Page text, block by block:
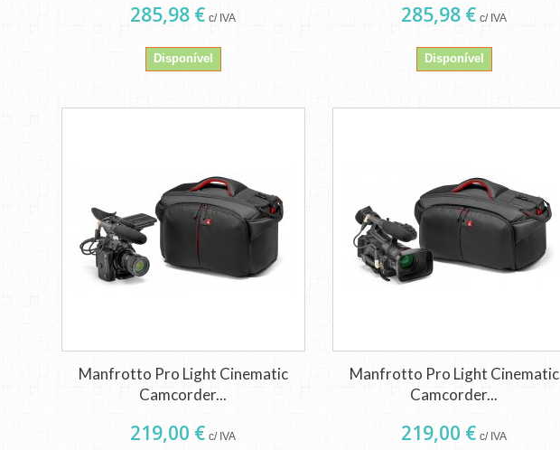
285,98 € c/ IVA
Disponível
285,98 € c/ IVA
Disponível
Manfrotto Pro Light Cinematic
Camcorder...
219,00 € c/ IVA
Manfrotto Pro Light Cinematic
Camcorder...
219,00 € c/ IVA